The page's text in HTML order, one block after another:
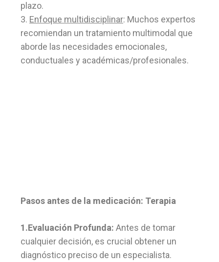
plazo.
3. Enfoque multidisciplinar: Muchos expertos
recomiendan un tratamiento multimodal que
aborde las necesidades emocionales,
conductuales y académicas/profesionales.
Pasos antes de la medicación: Terapia
1.Evaluación Profunda: Antes de tomar
cualquier decisión, es crucial obtener un
diagnóstico preciso de un especialista.